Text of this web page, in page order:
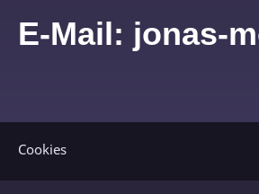
E-Mail: jonas-
Cookies